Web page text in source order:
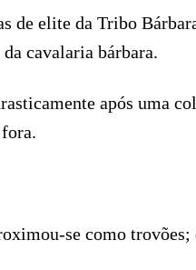
de elite da Tribo
cavalaria bárbara.
após uma
se como